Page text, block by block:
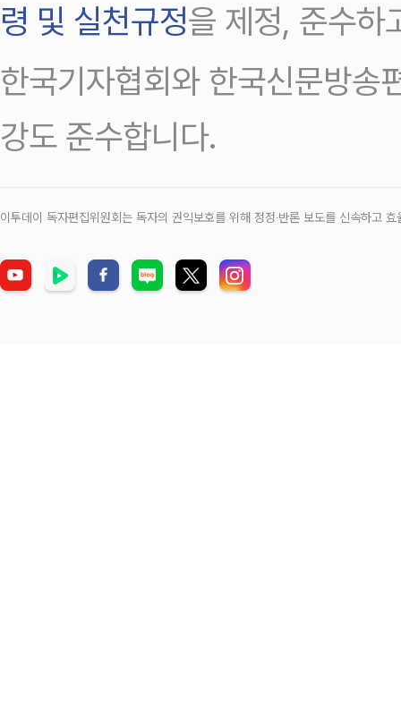
령 및 실천규정을 제정, 준수하
한국기자협회와 한국신문방송
강도 준수합니다.
이투데이 독자편집위원회는 독자의 권익보호를 위해 정정‧반론 보도를 신속하고